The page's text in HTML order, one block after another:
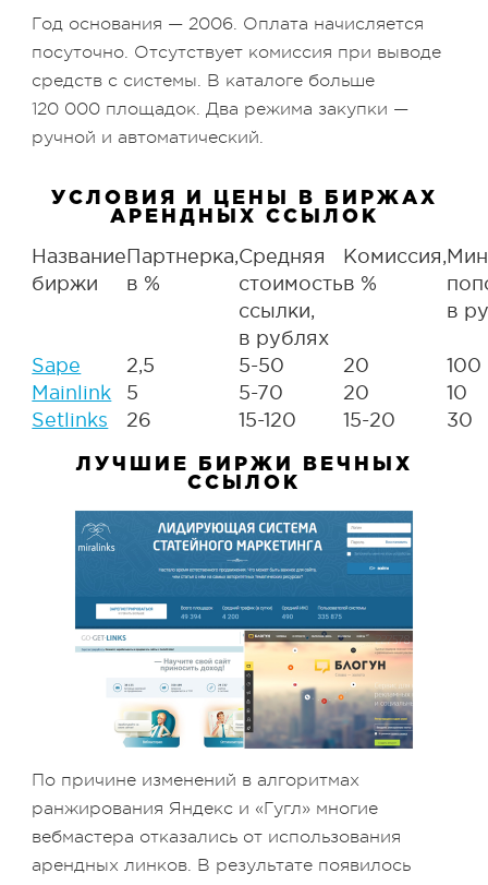
Год основания — 2006. Оплата начисляется
посуточно. Отсутствует комиссия при выводе
средств с системы. В каталоге больше
120 000 площадок. Два режима закупки —
ручной и автоматический.
УСЛОВИЯ И ЦЕНЫ В БИРЖАХ
АРЕНДНЫХ ССЫЛОК
Название
биржи
Партнерка,
в %
Средняя
стоимость
ссылки,
в рублях
Комиссия,
в %
в
Sape 2,5 5-50 20
100
Mainlink
5 5-70 20
10
Setlinks
26 15-120 15-20 30
ЛУЧШИЕ БИРЖИ ВЕЧНЫХ
ССЫЛОК
По причине изменений в алгоритмах
ранжирования Яндекс и «Гугл» многие
вебмастера отказались от использования
арендных линков. В результате появилось